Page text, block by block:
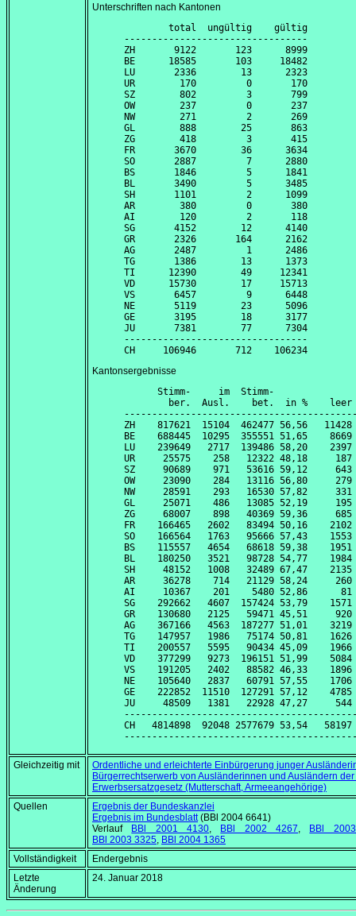
Unterschriften nach Kantonen
        total  ungültig    gültig
---------------------------------
ZH       9122       123      8999
BE      18585       103     18482
LU       2336        13      2323
UR        170         0       170
SZ        802         3       799
OW        237         0       237
NW        271         2       269
GL        888        25       863
ZG        418         3       415
FR       3670        36      3634
SO       2887         7      2880
BS       1846         5      1841
BL       3490         5      3485
SH       1101         2      1099
AR        380         0       380
AI        120         2       118
SG       4152        12      4140
GR       2326       164      2162
AG       2487         1      2486
TG       1386        13      1373
TI      12390        49     12341
VD      15730        17     15713
VS       6457         9      6448
NE       5119        23      5096
GE       3195        18      3177
JU       7381        77      7304
---------------------------------
Kantonsergebnisse
Stimm-     im  Stimm-
ber.  Ausl.    bet.  in %
ZH    817621  15104  462477 56,56
BE    688445  10295  355551 51,65
LU    239649   2717  139486 58,20
UR     25575    258   12322 48,18
SZ     90689    971   53616 59,12
OW     23090    284   13116 56,80
NW     28591    293   16530 57,82
GL     25071    486   13085 52,19
ZG     68007    898   40369 59,36
FR    166465   2602   83494 50,16
SO    166564   1763   95666 57,43
BS    115557   4654   68618 59,38
BL    180250   3521   98728 54,77
SH     48152   1008   32489 67,47
AR     36278    714   21129 58,24
AI     10367    201    5480 52,86
SG    292662   4607  157424 53,79
GR    130680   2125   59471 45,51
AG    367166   4563  187277 51,01
TG    147957   1986   75174 50,81
TI    200557   5595   90434 45,09
VD    377299   9273  196151 51,99
VS    191205   2402   88582 46,33
NE    105640   2837   60791 57,55
GE    222852  11510  127291 57,12
JU     48509   1381   22928 47,27
CH   4814898  92048 2577679 53,54
Gleichzeitig mit
Ordentliche und erleichterte Einbürgerung junger
Bürgerrechtserwerb von Ausländerinnen und Ausländern
Erwerbsersatzgesetz (Mutterschaft, Armeeangehörige)
Quellen
Ergebnis der Bundeskanzlei
Ergebnis im Bundesblatt(BBl 2004 6641)
Verlauf
BBl 2001 4130, BBl 2002 4267,
BBl
BBl 2003 3325, BBl 2004 1365
Vollständigkeit
Endergebnis
Letzte
Änderung
24. Januar 2018